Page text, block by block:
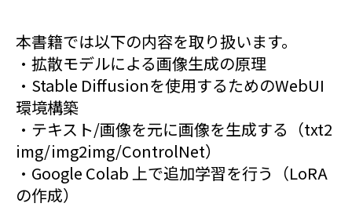
本書籍では以下の内容を取り扱います。
・拡散モデルによる画像生成の原理
・Stable Diffusionを使用するためのWebUI
環境構築
・テキスト/画像を元に画像を生成する（txt2
img/img2img/ControlNet）
・Google Colab 上で追加学習を行う（LoRA
の作成）